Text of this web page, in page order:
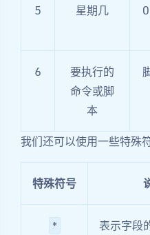
5 星期几
6
要执行的
命令或脚
本
我们还可以使用一些特殊
特殊符号
* 表示字段